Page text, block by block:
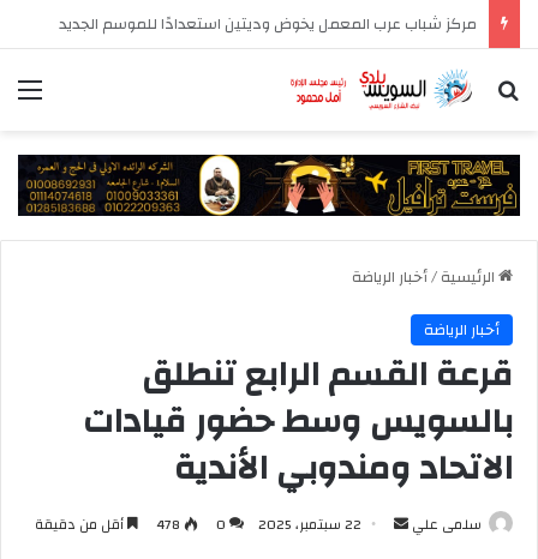
منتخب السويس بتروجت يقترب من ضم مدافع غاني
بحث عن
الرئيسية/أخبار الرياضة
أخبار الرياضة
قرعة القسم الرابع تنطلق
بالسويس وسط حضور قيادات
الاتحاد ومندوبي الأندية
سلمى علي
أرسل 22 سبتمبر، 2025 0
478 أقل من دقيقة